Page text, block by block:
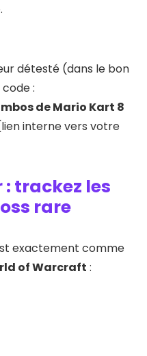
détesté (dans le bon
code :
de Mario Kart 8
interne vers votre
trackez les
rare
exactement comme
of Warcraft :